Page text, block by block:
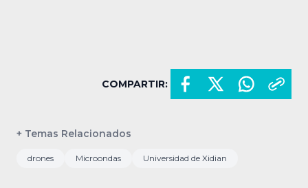
COMPARTIR:
+ Temas Relacionados
drones Microondas Universidad de Xidian